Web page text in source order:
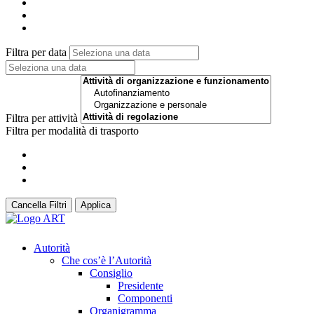
Filtra per data
Filtra per attività
Filtra per modalità di trasporto
Cancella Filtri Applica
Autorità
Che cos’è l’Autorità
Consiglio
Presidente
Componenti
Organigramma